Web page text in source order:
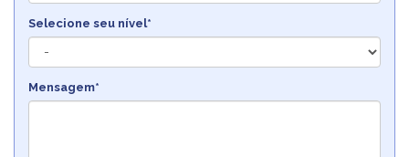
Selecione seu nível*
Mensagem*